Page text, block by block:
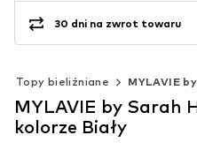
30 dni na zwrot towaru
Topy bieliźniane MYLAVIE
MYLAVIE by Sarah
kolorze Biały